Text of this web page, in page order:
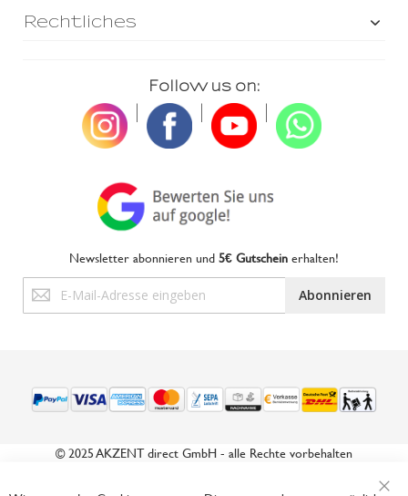
Rechtliches
Follow us on:
Newsletter abonnieren und5€ Gutscheinerhalten!
Anmeldung
zum
Abonnieren
© 2025 AKZENT direct GmbH - alle Rechte vorbehalten